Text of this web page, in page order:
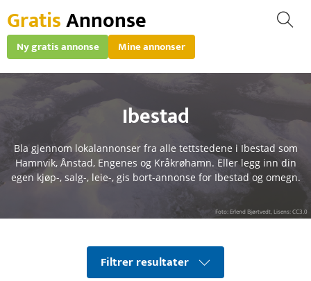
GratisAnnonse
Ny gratis annonse Mine annonser
Ibestad
Bla gjennom lokalannonser fra alle tettstedene i Ibestad som
Hamnvik, Ånstad, Engenes og Kråkrøhamn. Eller legg inn din
egen kjøp-, salg-, leie-, gis bort-annonse for Ibestad og omegn.
Foto: Erlend Bjørtvedt, Lisens: CC3.0
Filtrer resultater